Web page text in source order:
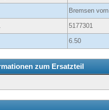
Bremsen vorn
5177301
6.50
zum Ersatzteil